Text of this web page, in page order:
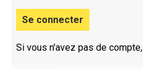
Se connecter
Si vous n'avez pas de compte,